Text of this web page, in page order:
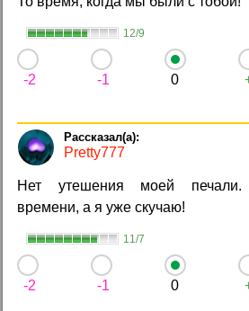
12/9
-2 -1 0
Pretty777
Нет утешения моей
времени, а я уже скучаю!
11/7
-2 -1 0